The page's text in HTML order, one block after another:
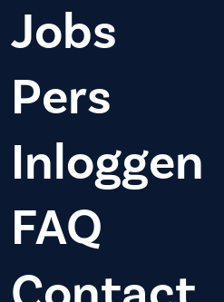
Jobs
Pers
Inloggen
FAQ